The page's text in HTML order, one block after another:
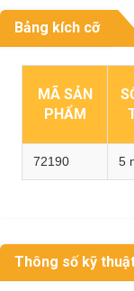
Bảng kích cỡ
MÃ SẢN
PHẨM
72190 5
Thông số kỹ